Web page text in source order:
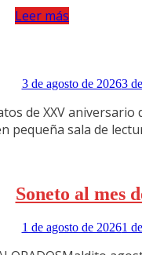
Leer más
3 de agosto de 20263
de XXV
sala de
Soneto al mes
1 de agosto de 20261